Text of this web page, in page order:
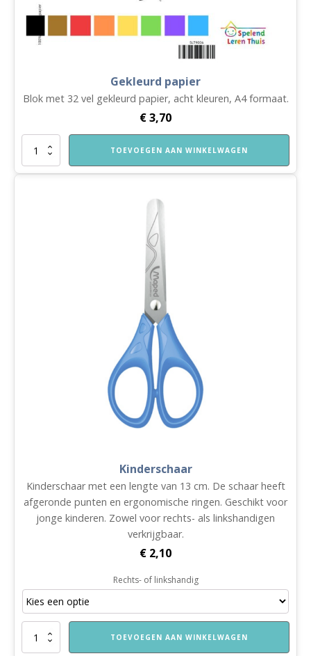
Gekleurd papier
Blok met 32 vel gekleurd papier, acht kleuren, A4 formaat.
€3,70
Gekleurd
aantal
TOEVOEGEN AAN WINKELWAGEN
Kinderschaar
Kinderschaar met een lengte van 13 cm. De schaar heeft
afgeronde punten en ergonomische ringen. Geschikt voor
jonge kinderen. Zowel voor rechts- als linkshandigen
verkrijgbaar.
€ 2,10
Rechts- of linkshandig
Kinderschaar
TOEVOEGEN AAN WINKELWAGEN